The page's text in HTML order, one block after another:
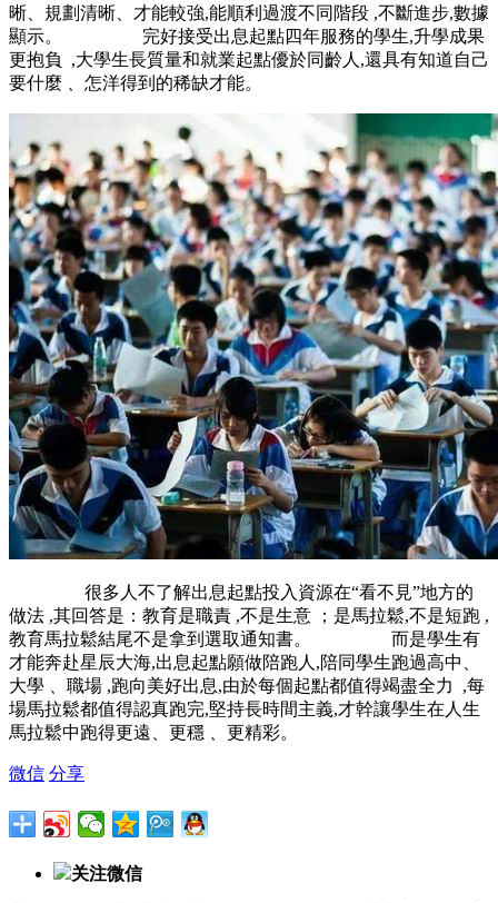
晰、規劃清晰、才能較強,能順利過渡不同階段 ,不斷進步,數據
顯示。 完好接受出息起點四年服務的學生,升學成果
更抱負  ,大學生長質量和就業起點優於同齡人,還具有知道自己
要什麼 、怎洋得到的稀缺才能。
很多人不了解出息起點投入資源在“看不見”地方的
做法 ,其回答是：教育是職責 ,不是生意 ；是馬拉鬆,不是短跑 ,
教育馬拉鬆結尾不是拿到選取通知書。 而是學生有
才能奔赴星辰大海,出息起點願做陪跑人,陪同學生跑過高中、
大學 、職場 ,跑向美好出息,由於每個起點都值得竭盡全力  ,每
場馬拉鬆都值得認真跑完,堅持長時間主義,才幹讓學生在人生
馬拉鬆中跑得更遠、更穩 、更精彩。
微信 分享
关注微信